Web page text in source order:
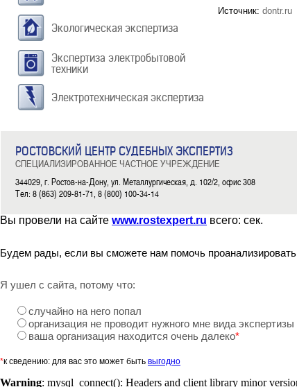
Экологическая экспертиза
Экспертиза электробытовой
техники
Электротехническая экспертиза
Источник: dontr.ru
РОСТОВСКИЙ ЦЕНТР СУДЕБНЫХ ЭКСПЕРТИЗ
СПЕЦИАЛИЗИРОВАННОЕ ЧАСТНОЕ УЧРЕЖДЕНИЕ
344029, г. Ростов-на-Дону, ул. Металлургическая, д. 102/2, офис 308
Тел: 8 (863) 209-81-71, 8 (800) 100-34-14
Вы провели на сайте www.rostexpert.ru всего: сек.
Будем рады, если вы сможете нам помочь
Я ушел с сайта, потому что:
случайно на него попал
организация не проводит нужного мне вида экспертизы
ваша организация находится очень далеко*
*к сведению: для вас это может быть выгодно
Warning: mysql_connect(): Headers and client library minor